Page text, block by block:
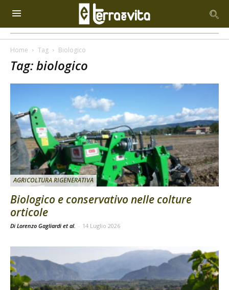
Home Tag Biologico
Tag: biologico
AGRICOLTURA RIGENERATIVA
Biologico e conservativo nelle colture
orticole
Di Lorenzo Gagliardi et al. - 14 Luglio 2026